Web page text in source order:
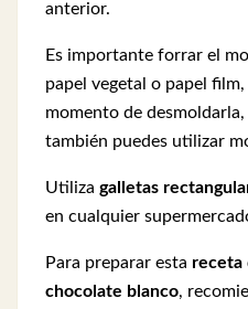
anterior.
Es importante forrar el
papel vegetal o papel film,
momento de
también puedes utilizar
Utiliza galletas
en cualquier
Para preparar esta receta
chocolate blanco,